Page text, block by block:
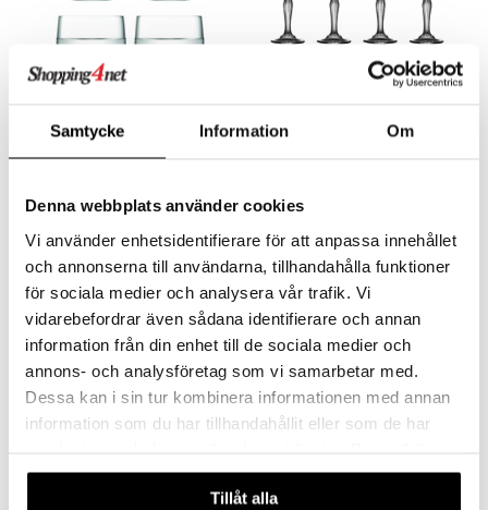
Samtycke Information Om
Denna webbplats använder cookies
Vi använder enhetsidentifierare för att anpassa innehållet
och annonserna till användarna, tillhandahålla funktioner
för sociala medier och analysera vår trafik. Vi
vidarebefordrar även sådana identifierare och annan
information från din enhet till de sociala medier och
annons- och analysföretag som vi samarbetar med.
Dessa kan i sin tur kombinera informationen med annan
information som du har tillhandahållit eller som de har
våra cookies vid fortsatt användande av vår webbplats.
Tillåt alla
Shotglass Borough 4-
pakke
kr 328
Melodia Snapsglass
kr 289